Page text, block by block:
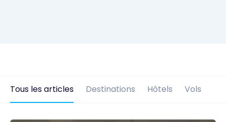
Tous les articles Destinations Hôtels Vols